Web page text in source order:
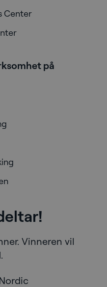
Center
på
Vinneren vil